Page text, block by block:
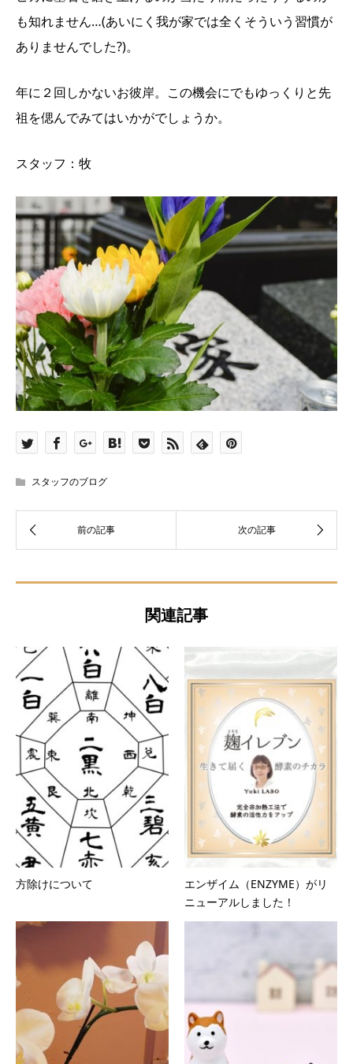
も知れません…(あいにく我が家では全くそういう習慣が
ありませんでした?)。
年に２回しかないお彼岸。この機会にでもゆっくりと先
祖を偲んでみてはいかがでしょうか。
スタッフ：牧
スタッフのブログ
関連記事
方除けについて
エンザイム（ENZYME）がリ
ニューアルしました！